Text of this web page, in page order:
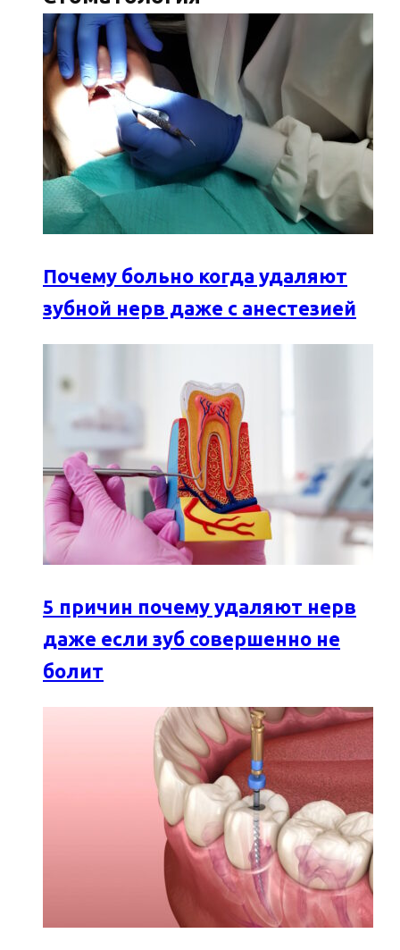
Почему больно когда удаляют
зубной нерв даже с анестезией
5 причин почему удаляют нерв
даже если зуб совершенно не
болит